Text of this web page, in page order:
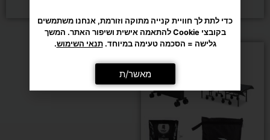
כדי לתת לך חוויית קנייה מתוקה וזורמת, אנחנו משתמשים
בקובצי Cookie להתאמה אישית ושיפור האתר. המשך
גלישה = הסכמה טעימה במיוחד.תנאי השימוש.
מאשר/ת